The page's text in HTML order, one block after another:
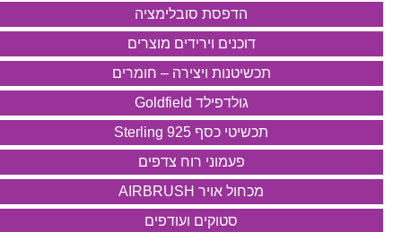
הדפסת סובלימציה
דוכנים וירידים מוצרים
תכשיטנות ויצירה – חומרים
גולדפילד Goldfield
תכשיטי כסף 925 Sterling
פעמוני רוח צדפים
מכחול אויר AIRBRUSH
סטוקים ועודפים